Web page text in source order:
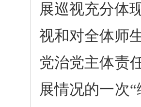
展巡视充分体
视和对全体师
党治党主体责
展情况的一次